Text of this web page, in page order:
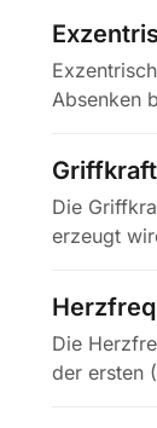
Absenken
Griffkraft
Die
erzeugt
Die
der ersten